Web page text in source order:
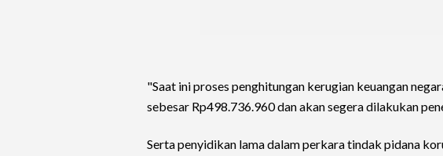
"Saat ini proses penghitungan kerugian keuangan
sebesar Rp498.736.960 dan akan segera dilakukan
Serta penyidikan lama dalam perkara tindak pidana